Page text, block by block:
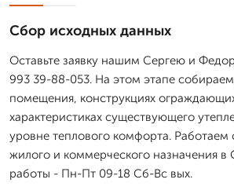
Сбор исходных данных
Оставьте заявку нашим Сергею и
993 39-88-053. На этом этапе
помещения, конструкциях
характеристиках существующего
уровне теплового комфорта. Работаем
жилого и коммерческого назначения
работы - Пн-Пт 09-18 Сб-Вс вых.